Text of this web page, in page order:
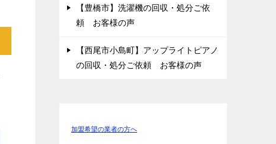
【豊橋市】洗濯機の回収・処分ご依
頼 お客様の声
【西尾市小島町】アップライトピアノ
の回収・処分ご依頼 お客様の声
加盟希望の業者の方へ